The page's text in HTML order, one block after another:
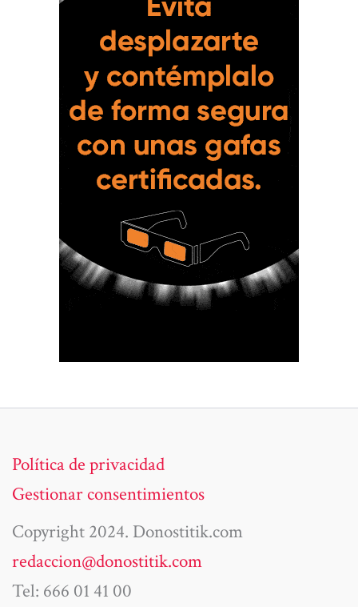
Política de privacidad
Gestionar consentimientos
Copyright 2024. Donostitik.com
redaccion@donostitik.com
Tel: 666 01 41 00